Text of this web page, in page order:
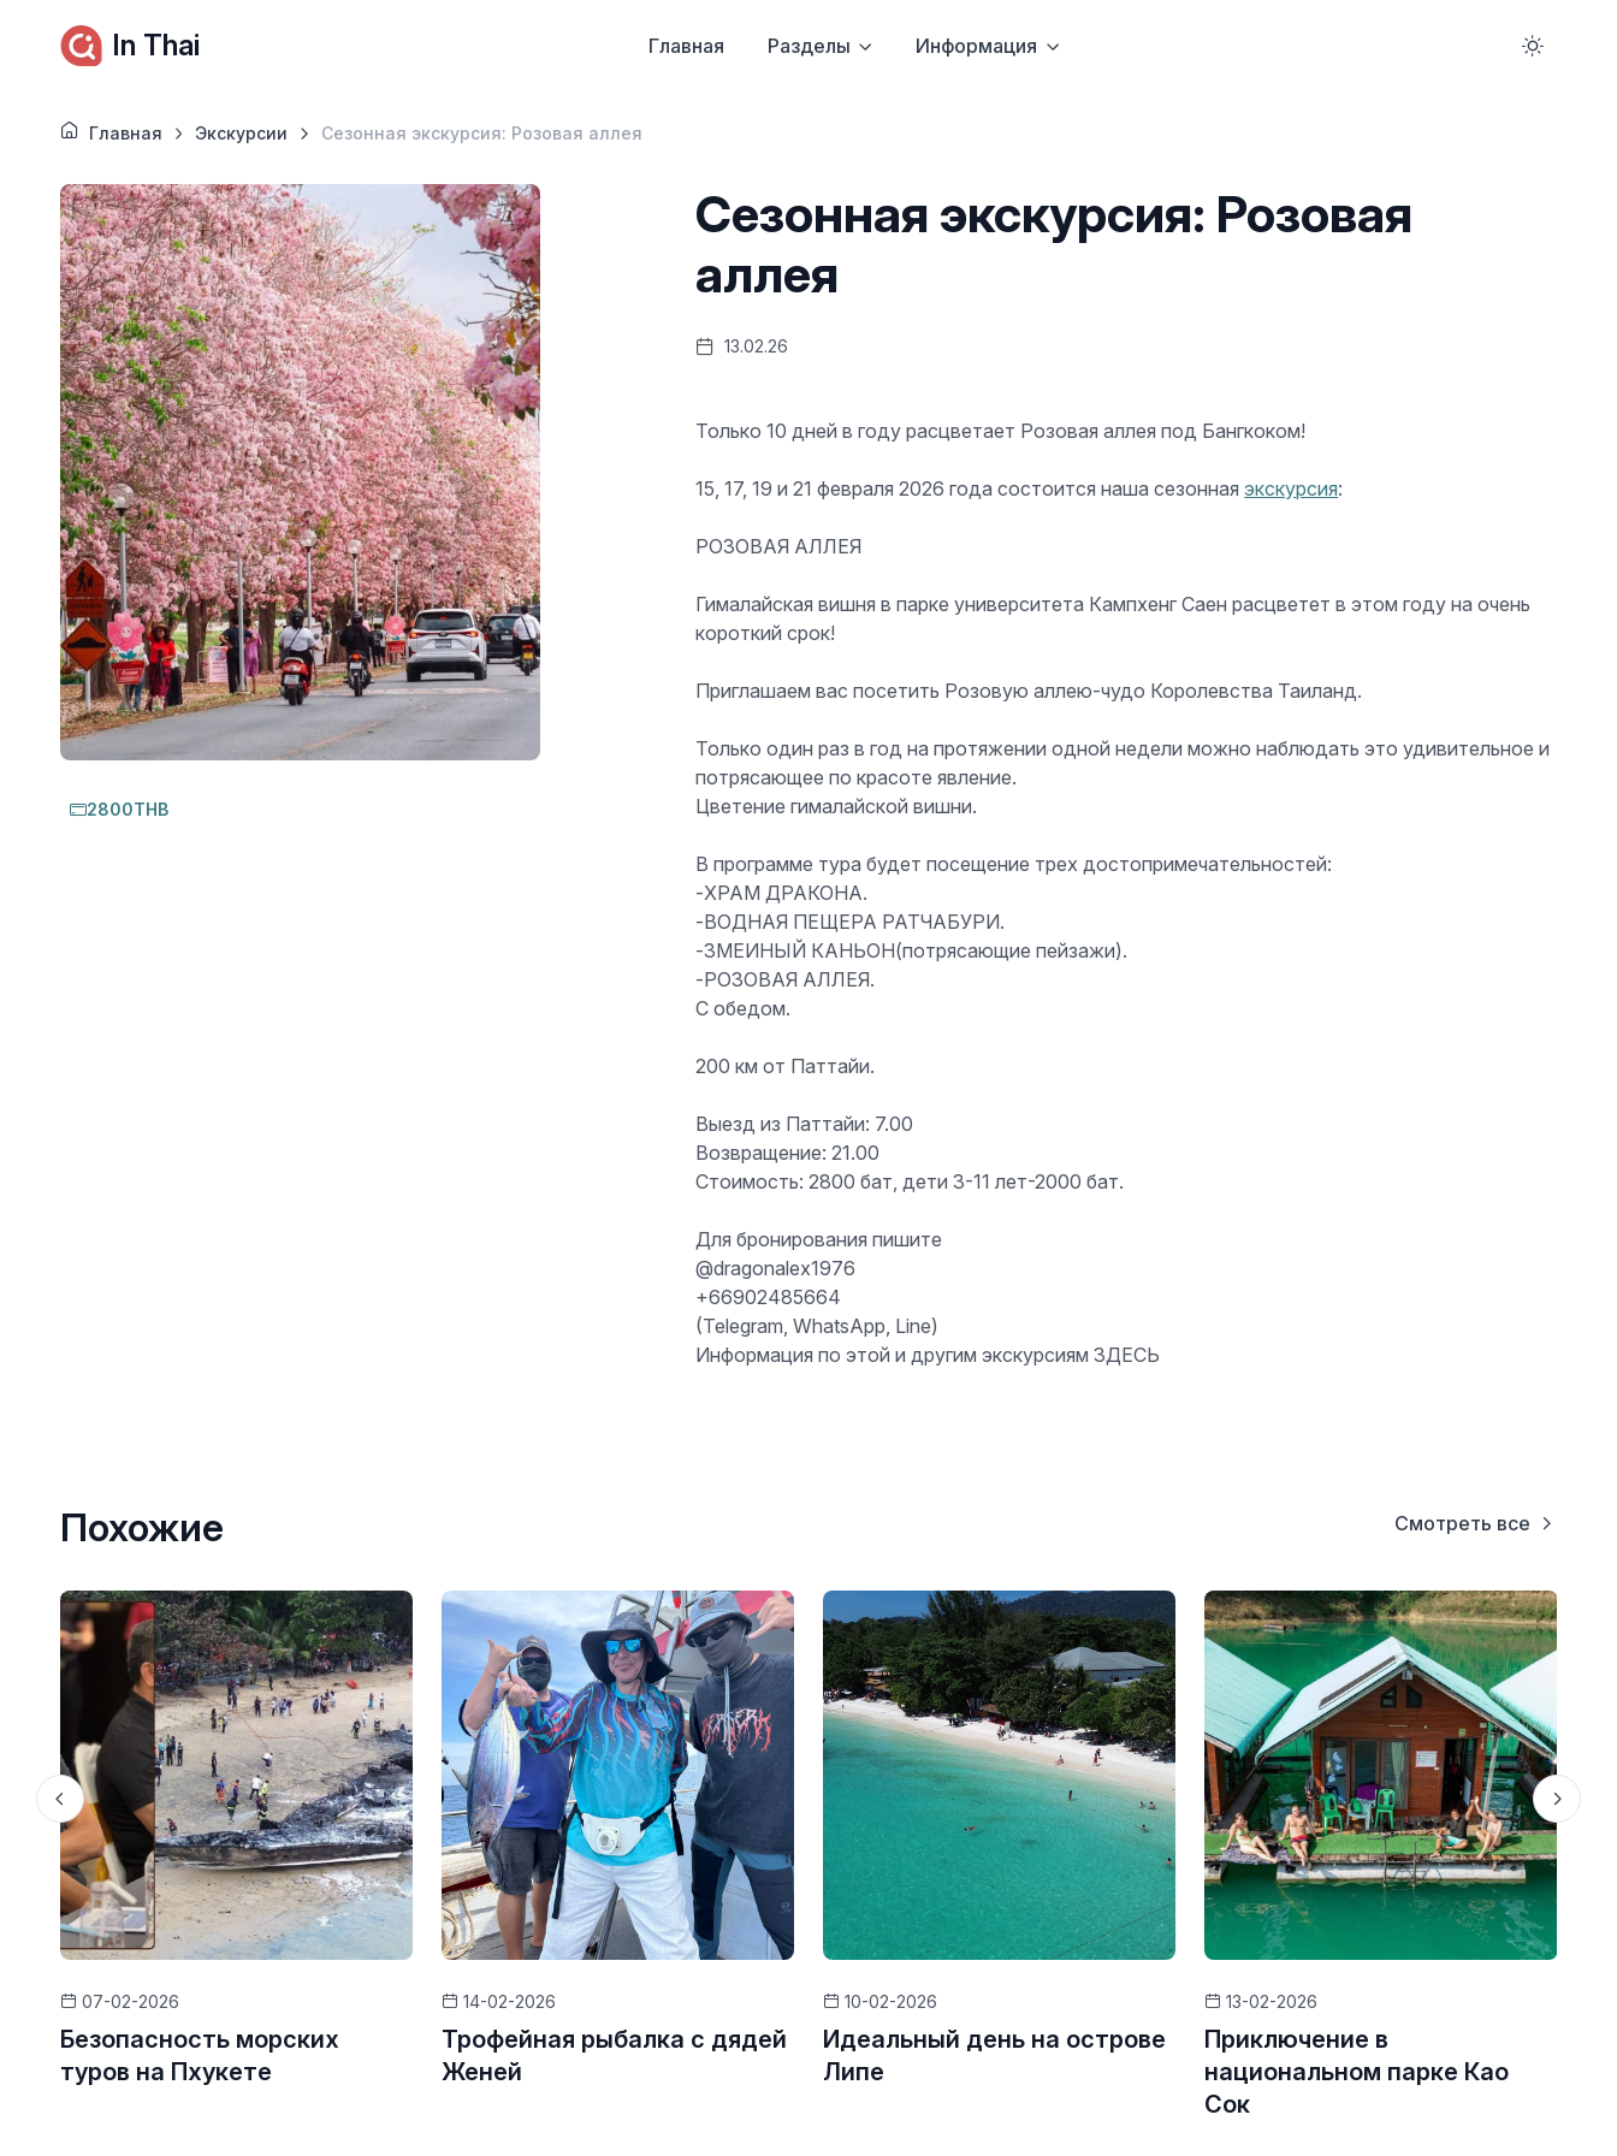
In Thai Главная Разделы Информация
Главная Экскурсии Сезонная экскурсия: Розовая аллея
2800THB
Сезонная экскурсия: Розовая
аллея
13.02.26
Только 10 дней в году расцветает Розовая аллея под Бангкоком!
15, 17, 19 и 21 февраля 2026 года состоится наша сезоннаяэкскурсия:
РОЗОВАЯ АЛЛЕЯ
Гималайская вишня в парке университета Кампхенг Саен расцветет в этом году на очень
короткий срок!
Приглашаем вас посетить Розовую аллею-чудо Королевства Таиланд.
Только один раз в год на протяжении одной недели можно наблюдать это удивительное и
потрясающее по красоте явление.
Цветение гималайской вишни.
В программе тура будет посещение трех достопримечательностей:
-ХРАМ ДРАКОНА.
-ВОДНАЯ ПЕЩЕРА РАТЧАБУРИ.
-ЗМЕИНЫЙ КАНЬОН(потрясающие пейзажи).
-РОЗОВАЯ АЛЛЕЯ.
С обедом.
200 км от Паттайи.
Выезд из Паттайи: 7.00
Возвращение: 21.00
Стоимость: 2800 бат, дети 3-11 лет-2000 бат.
Для бронирования пишите
@dragonalex1976
+66902485664
(Telegram, WhatsApp, Line)
Информация по этой и другим экскурсиямЗДЕСЬ
Похожие Смотреть все
07-02-2026
Безопасность морских
туров на Пхукете
14-02-2026
Трофейная рыбалка с дядей
Женей
10-02-2026
Идеальный день на острове
Липе
13-02-2026
Приключение в
национальном парке Као
Сок